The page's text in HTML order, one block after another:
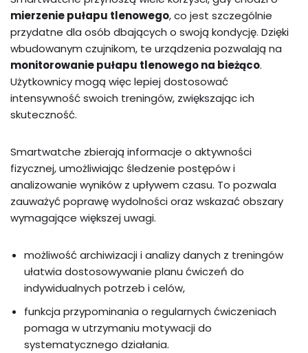
mierzenie pułapu tlenowego, co jest szczególnie
przydatne dla osób dbających o swoją kondycję. Dzięki
wbudowanym czujnikom, te urządzenia pozwalają na
monitorowanie pułapu tlenowego na bieżąco.
Użytkownicy mogą więc lepiej dostosować
intensywność swoich treningów, zwiększając ich
skuteczność.
Smartwatche zbierają informacje o aktywności
fizycznej, umożliwiając śledzenie postępów i
analizowanie wyników z upływem czasu. To pozwala
zauważyć poprawę wydolności oraz wskazać obszary
wymagające większej uwagi.
możliwość archiwizacji i analizy danych z treningów
ułatwia dostosowywanie planu ćwiczeń do
indywidualnych potrzeb i celów,
funkcja przypominania o regularnych ćwiczeniach
pomaga w utrzymaniu motywacji do
systematycznego działania.